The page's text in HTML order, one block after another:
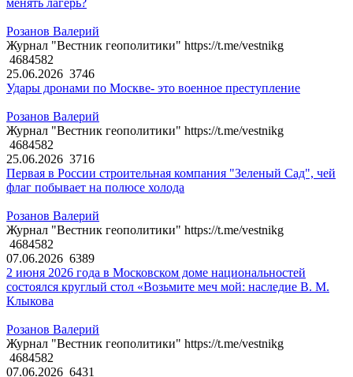
менять лагерь?
Розанов Валерий
Журнал "Вестник геополитики" https://t.me/vestnikg
4684582
25.06.2026 3746
Удары дронами по Москве- это военное преступление
Розанов Валерий
Журнал "Вестник геополитики" https://t.me/vestnikg
4684582
25.06.2026 3716
Первая в России строительная компания "Зеленый Сад", чей
флаг побывает на полюсе холода
Розанов Валерий
Журнал "Вестник геополитики" https://t.me/vestnikg
4684582
07.06.2026 6389
2 июня 2026 года в Московском доме национальностей
состоялся круглый стол «Возьмите меч мой: наследие В. М.
Клыкова
Розанов Валерий
Журнал "Вестник геополитики" https://t.me/vestnikg
4684582
07.06.2026 6431